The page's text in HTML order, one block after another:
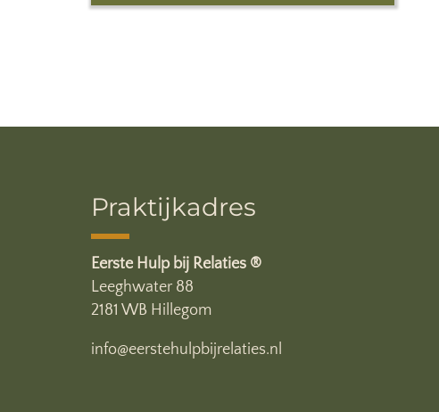
Praktijkadres
Eerste Hulp bij Relaties ®
Leeghwater 88
2181 WB Hillegom
info@eerstehulpbijrelaties.nl